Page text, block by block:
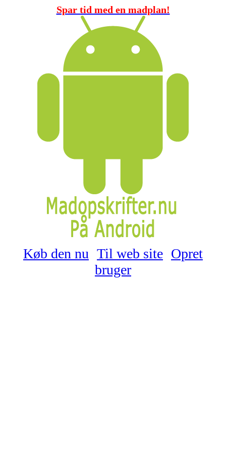
Spar tid med en madplan!
Køb den nu Til web site Opret
bruger